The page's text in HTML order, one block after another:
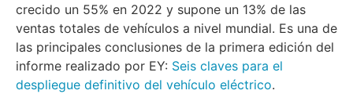
crecido un 55% en 2022 y supone un 13% de las
ventas totales de vehículos a nivel mundial. Es una de
las principales conclusiones de la primera edición del
informe realizado por EY: Seis claves para el
despliegue definitivo del vehículo eléctrico.